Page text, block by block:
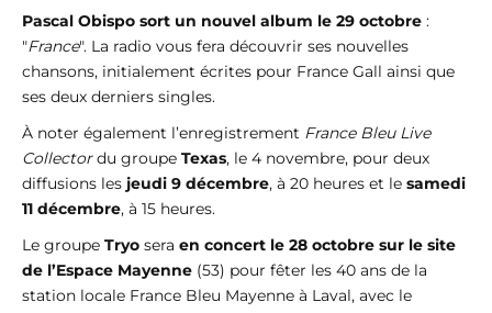
Pascal Obispo sort un nouvel album le 29 octobre :
"France". La radio vous fera découvrir ses nouvelles
chansons, initialement écrites pour France Gall ainsi que
ses deux derniers singles.
À noter également l’enregistrement France Bleu Live
Collectordu groupe Texas, le 4 novembre, pour deux
diffusions les jeudi 9 décembre, à 20 heures et le samedi
11 décembre, à 15 heures.
Le groupe Tryo sera en concert le 28 octobre sur le site
de l’Espace Mayenne (53) pour fêter les 40 ans de la
station locale France Bleu Mayenne à Laval, avec le